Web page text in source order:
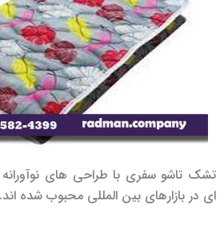
تشک تاشو سفری با طراحی‌ های نوآورانه
ای در بازارهای بین‌ المللی محبوب شده‌